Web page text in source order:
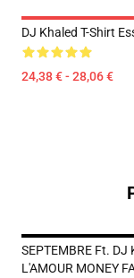
DJ Khaled T-Shirt
24,38 € - 28,06 €
SEPTEMBRE Ft. DJ
L'AMOUR MONEY